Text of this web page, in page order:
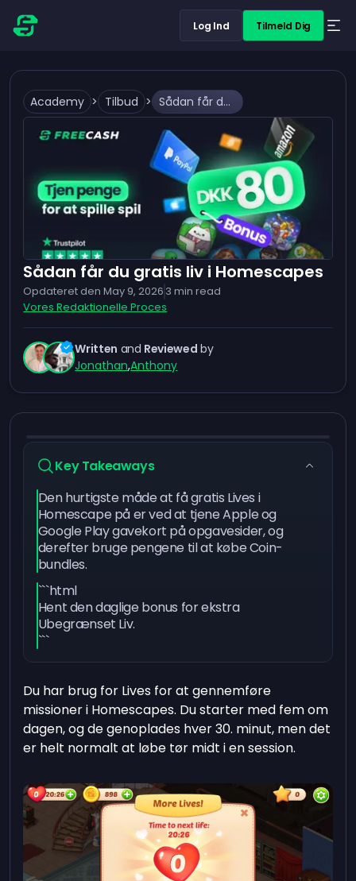
Log Ind Tilmeld Dig
Academy > Tilbud > Sådan får du gratis liv i Homescapes
Sådan får du gratis liv i Homescapes
Opdateret den May 9, 2026 3 min read
Vores Redaktionelle Proces
Written and Reviewed by
Jonathan,Anthony
Key Takeaways
Den hurtigste måde at få gratis Lives i
Homescape på er ved at tjene Apple og
Google Play gavekort på opgavesider, og
derefter bruge pengene til at købe Coin-
bundles.
```html
Hent den daglige bonus for ekstra
Ubegrænset Liv.
```
Du har brug for Lives for at gennemføre
missioner i Homescapes. Du starter med fem om
dagen, og de genoplades hver 30. minut, men det
er helt normalt at løbe tør midt i en session.